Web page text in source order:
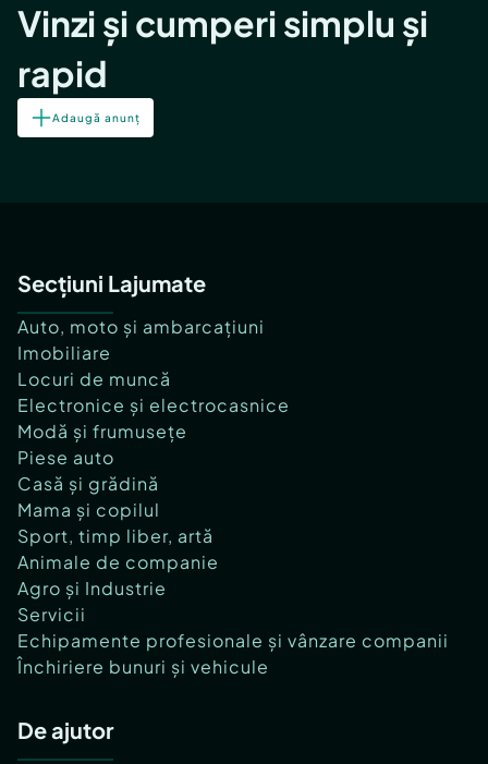
Vinzi și cumperi simplu și
rapid
Adaugă anunț
Secțiuni Lajumate
Auto, moto și ambarcațiuni
Imobiliare
Locuri de muncă
Electronice și electrocasnice
Modă și frumusețe
Piese auto
Casă și grădină
Mama și copilul
Sport, timp liber, artă
Animale de companie
Agro și Industrie
Servicii
Echipamente profesionale și vânzare companii
Închiriere bunuri și vehicule
De ajutor